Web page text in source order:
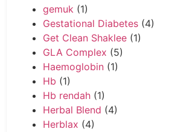
gemuk (1)
Gestational Diabetes (4)
Get Clean Shaklee (1)
GLA Complex (5)
Haemoglobin (1)
Hb (1)
Hb rendah (1)
Herbal Blend (4)
Herblax (4)